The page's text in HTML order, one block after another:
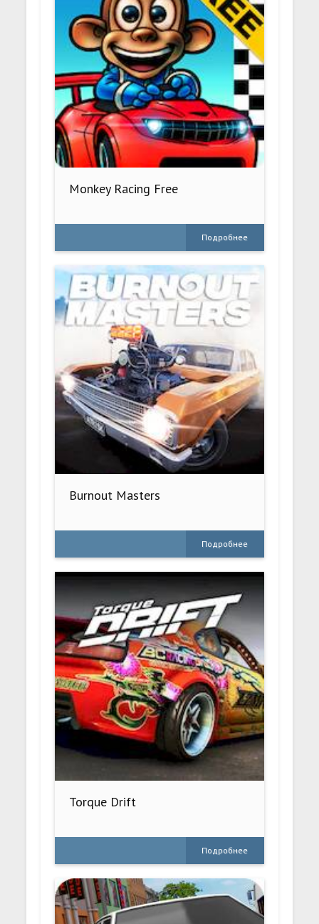
Monkey Racing Free
Подробнее
Burnout Masters
Подробнее
Torque Drift
Подробнее